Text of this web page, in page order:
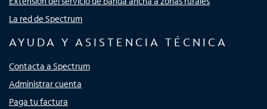
La red de Spectrum
AYUDA Y ASISTENCIA TÉCNICA
Contacta a Spectrum
Administrar cuenta
Paga tu factura